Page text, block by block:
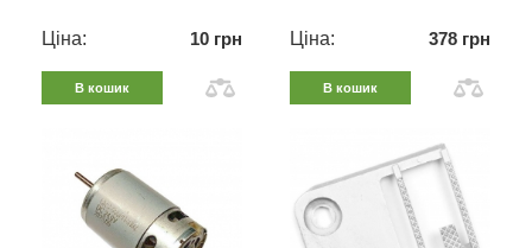
Ціна: 10 грн
В кошик
Ціна: 378 грн
В кошик